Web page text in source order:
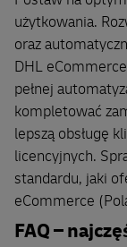
użytkowania.
oraz
DHL
pełnej
kompletować
lepszą obsługę
licencyjnych.
standardu, jaki
eCommerce
FAQ –